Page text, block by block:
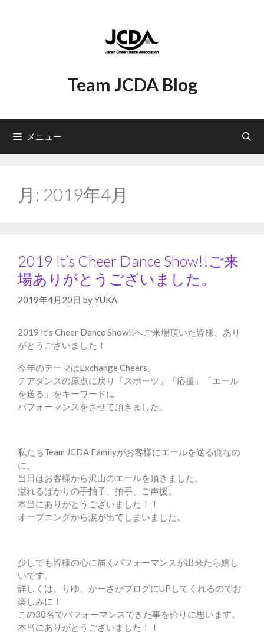
Team JCDA Blog
メニュー
月: 2019年4月
2019 It’s Cheer Dance Show!!ご来
場ありがとうございました。
2019年4月20日 byYUKA
2019 It’s Cheer Dance Show!!へご来場頂いた皆様、あり
がとうございました！
今年のテーマはExchange Cheers。
チアダンスの原点に戻り「スポーツ」「応援」「エール
を送る」をキーワードに
パフォーマンスをさせて頂きました。
私たちTeam JCDA Familyがお客様にエールを送る側なの
に、
当日はお客様から沢山のエールを頂きました。
溢れるばかりの手拍子、拍手、ご声援。
本当にありがとうございました！！
オープニングから涙が出てしまいました。
少しでも皆様の心に届くパフォーマンスが出来たら嬉し
いです。
詳しくは、りゆ、かーさがブログにUPしてくれるのでお
楽しみに！
この30名でパフォーマンスできた事を誇りに思います。
本当にありがとうございました！！